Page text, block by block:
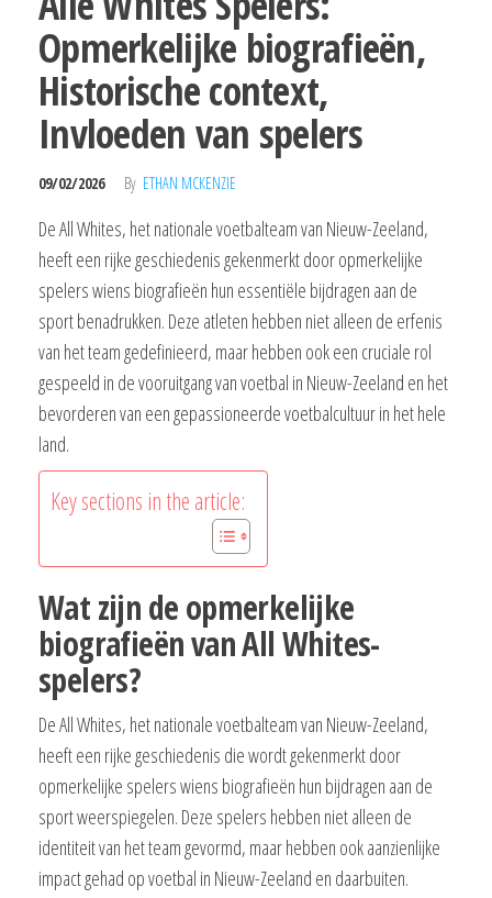
Opmerkelijke biografieën,
Historische context,
Invloeden van spelers
09/02/2026 By ETHAN MCKENZIE
De All Whites, het nationale voetbalteam van Nieuw-Zeeland,
heeft een rijke geschiedenis gekenmerkt door opmerkelijke
spelers wiens biografieën hun essentiële bijdragen aan de
sport benadrukken. Deze atleten hebben niet alleen de erfenis
van het team gedefinieerd, maar hebben ook een cruciale rol
gespeeld in de vooruitgang van voetbal in Nieuw-Zeeland en het
bevorderen van een gepassioneerde voetbalcultuur in het hele
land.
Key sections in the article:
Wat zijn de opmerkelijke
biografieën van All Whites-
spelers?
De All Whites, het nationale voetbalteam van Nieuw-Zeeland,
heeft een rijke geschiedenis die wordt gekenmerkt door
opmerkelijke spelers wiens biografieën hun bijdragen aan de
sport weerspiegelen. Deze spelers hebben niet alleen de
identiteit van het team gevormd, maar hebben ook aanzienlijke
impact gehad op voetbal in Nieuw-Zeeland en daarbuiten.